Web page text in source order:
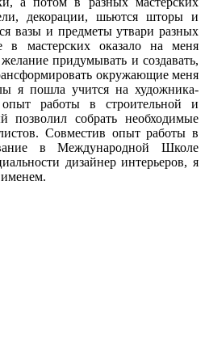
декорации, шьются шторы и
вазы и предметы утвари разных
в мастерских оказало на меня
придумывать и создавать,
окружающие меня
я пошла учится на художника-
работы в строительной и
позволил собрать необходимые
Совместив опыт работы в
в Международной Школе
дизайнер интерьеров, я
именем.